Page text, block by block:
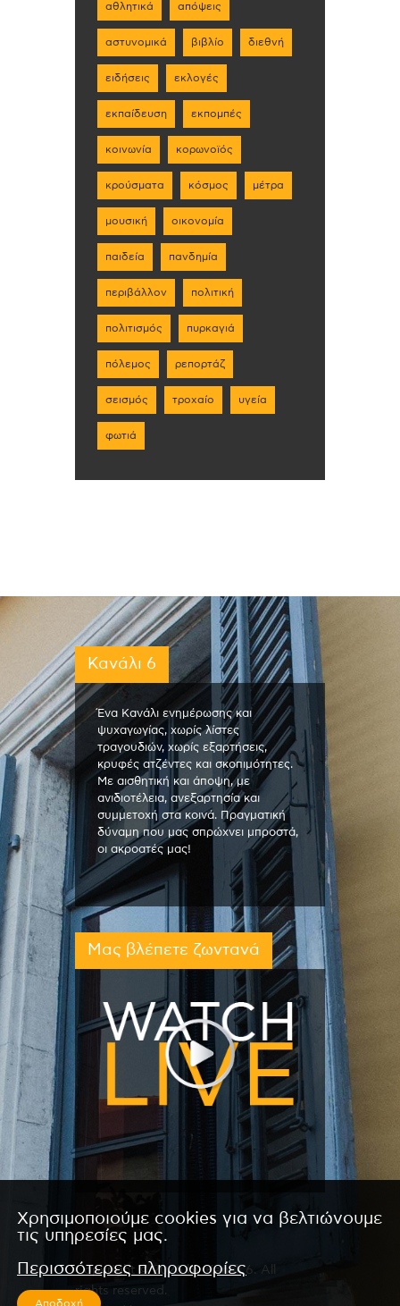
αθλητικά απόψεις
αστυνομικά βιβλίο διεθνή
ειδήσεις εκλογές
εκπαίδευση εκπομπές
κοινωνία κορωνοϊός
κρούσματα κόσμος μέτρα
μουσική οικονομία
παιδεία πανδημία
περιβάλλον πολιτική
πολιτισμός πυρκαγιά
πόλεμος ρεπορτάζ
σεισμός τροχαίο υγεία
φωτιά
Κανάλι 6
Ένα Κανάλι ενημέρωσης και
ψυχαγωγίας, χωρίς λίστες
τραγουδιών, χωρίς εξαρτήσεις,
κρυφές ατζέντες και σκοπιμότητες.
Με αισθητική και άποψη, με
ανιδιοτέλεια, ανεξαρτησία και
συμμετοχή στα κοινά. Πραγματική
δύναμη που μας σπρώχνει μπροστά,
οι ακροατές μας!
Μας βλέπετε ζωντανά
Copyright © 2026 by Kanali 6. All
rights reserved.
Χρησιμοποιούμε cookies για να βελτιώνουμε
τις υπηρεσίες μας.
Περισσότερες πληροφορίες
Αποδοχή